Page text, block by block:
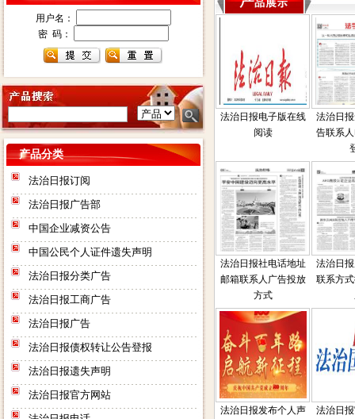
用户名：
密 码：
产品分类
法治日报订阅
法治日报广告部
中国企业减资公告
中国公民个人证件遗失声明
法治日报分类广告
法治日报工商广告
法治日报广告
法治日报债权转让公告登报
法治日报遗失声明
法治日报官方网站
法治日报电子版在线
阅读
法治日
告联系
法治日报社电话地址
邮箱联系人广告投放
方式
法治日
联系方
法治日报发布个人声
法治日